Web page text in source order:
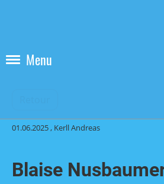
Menu
01.06.2025, Kerll Andreas
Blaise